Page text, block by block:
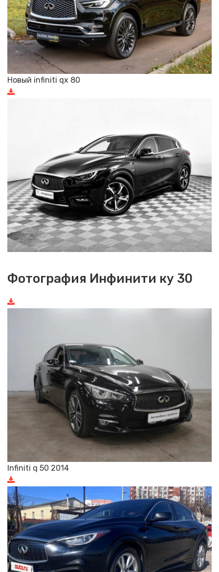
Новый infiniti qx 80
Фотография Инфинити ку 30
Infiniti q 50 2014